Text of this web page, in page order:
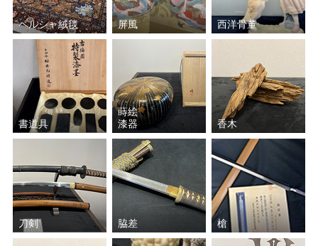
ペルシャ絨毯 屏風 西洋骨董
書道具
蒔絵
漆器
香木
刀剣 脇差 槍